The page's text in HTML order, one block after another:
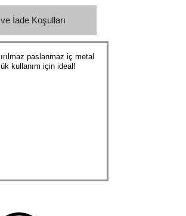
İade Koşulları
paslanmaz iç metal
kullanım için ideal!